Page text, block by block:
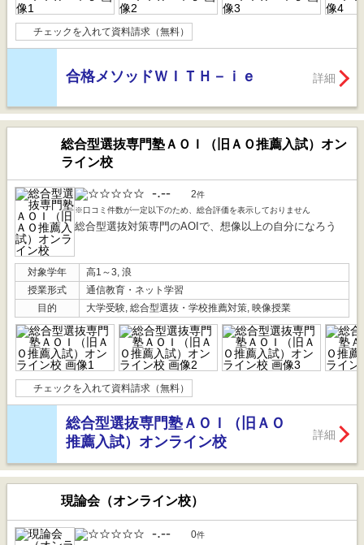
チェックを入れて資料請求（無料）
合格メソッドＷＩＴＨ－ｉｅ 詳細
総合型選抜専門塾ＡＯＩ（旧ＡＯ推薦入試）オン
ライン校
-.-- 2件
※口コミ件数が一定以下のため、総合評価を表示しておりません
総合型選抜対策専門のAOIで、想像以上の自分になろう
対象学年
高1～3, 浪
授業形式
通信教育・ネット学習
目的
大学受験, 総合型選抜・学校推薦対策, 映像授業
チェックを入れて資料請求（無料）
総合型選抜専門塾ＡＯＩ（旧ＡＯ
推薦入試）オンライン校
詳細
現論会（オンライン校）
-.-- 0件